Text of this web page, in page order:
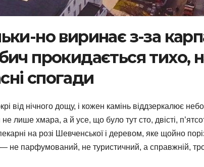
но виринає з-за
прокидається тихо,
спогади
від нічного дощу, і кожен камінь віддзеркалює
лише хмара, а й усе, що було тут сто, двісті,
на розі Шевченської і деревом, яке щойно
— не парфумований, не туристичний, а справжній,